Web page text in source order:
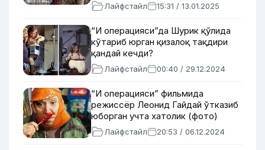
Лайфстайл 15:31 / 13.01.2025
“И операцияси”да Шурик қўлида
кўтариб юрган қизалоқ тақдири
қандай кечди?
Лайфстайл 00:40 / 29.12.2024
“И операцияси” фильмида
режиссёр Леонид Гайдай ўтказиб
юборган учта хатолик (фото)
Лайфстайл 20:53 / 06.12.2024